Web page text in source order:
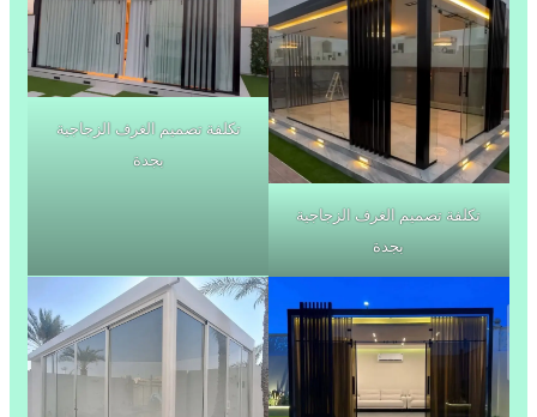
تكلفة تصميم الغرف الزجاجية
بجدة
تكلفة تصميم الغرف الزجاجية
بجدة